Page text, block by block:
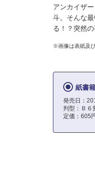
アンカイザ
斗。そんな
る！？突然
※画像は表紙及
紙書
発売日：
判型：Ｂ６
定価：605